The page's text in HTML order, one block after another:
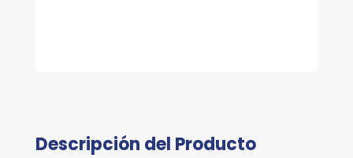
Descripción del Producto